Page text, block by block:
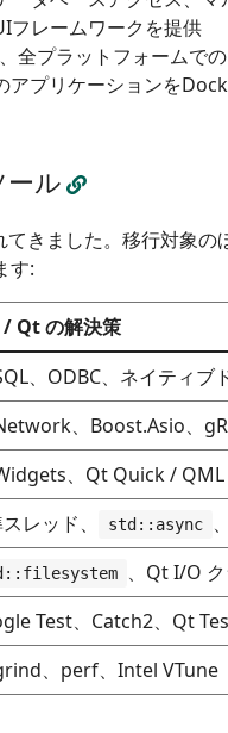
フレームワークを提供
全プラットフォームで
アプリケーションを
ル
きました。移行対象
す:
/ Qt の解決策
、ODBC、ネイティブ
、Boost.Asio、
、Qt Quick / QML
レッド、 std::async
、Qt I/O
Test、Catch2、Qt
、perf、Intel VTune